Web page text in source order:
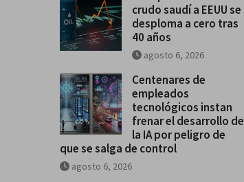
crudo saudí a EEUU se
desploma a cero tras
40 años
agosto 6, 2026
Centenares de
empleados
tecnológicos instan
frenar el desarrollo de
la IA por peligro de
que se salga de control
agosto 6, 2026